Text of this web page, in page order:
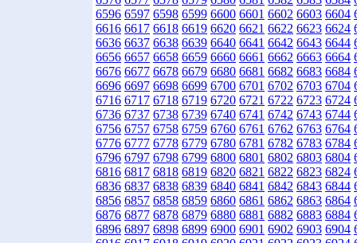
6596 6597 6598 6599 6600 6601 6602 6603 6604
6616 6617 6618 6619 6620 6621 6622 6623 6624
6636 6637 6638 6639 6640 6641 6642 6643 6644
6656 6657 6658 6659 6660 6661 6662 6663 6664
6676 6677 6678 6679 6680 6681 6682 6683 6684
6696 6697 6698 6699 6700 6701 6702 6703 6704
6716 6717 6718 6719 6720 6721 6722 6723 6724
6736 6737 6738 6739 6740 6741 6742 6743 6744
6756 6757 6758 6759 6760 6761 6762 6763 6764
6776 6777 6778 6779 6780 6781 6782 6783 6784
6796 6797 6798 6799 6800 6801 6802 6803 6804
6816 6817 6818 6819 6820 6821 6822 6823 6824
6836 6837 6838 6839 6840 6841 6842 6843 6844
6856 6857 6858 6859 6860 6861 6862 6863 6864
6876 6877 6878 6879 6880 6881 6882 6883 6884
6896 6897 6898 6899 6900 6901 6902 6903 6904